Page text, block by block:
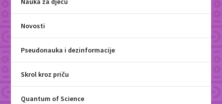
Novosti
Pseudonauka i dezinformacije
Skrol kroz priču
Quantum of Science